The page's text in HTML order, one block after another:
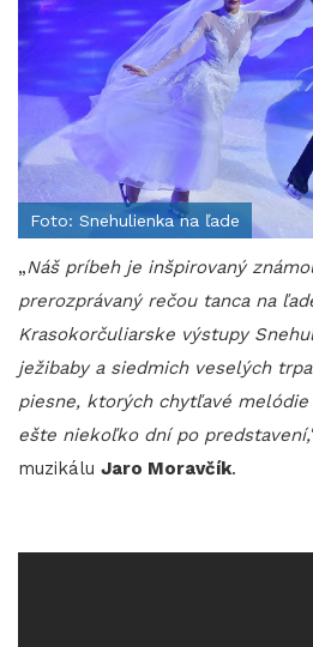
Foto: Snehulienka na ľade
„Náš príbeh je inšpirovaný
prerozprávaný rečou tanca na
Krasokorčuliarske výstupy
ježibaby a siedmich veselých
piesne, ktorých chytľavé
ešte niekoľko dní po predstavení,
muzikálu Jaro Moravčík.